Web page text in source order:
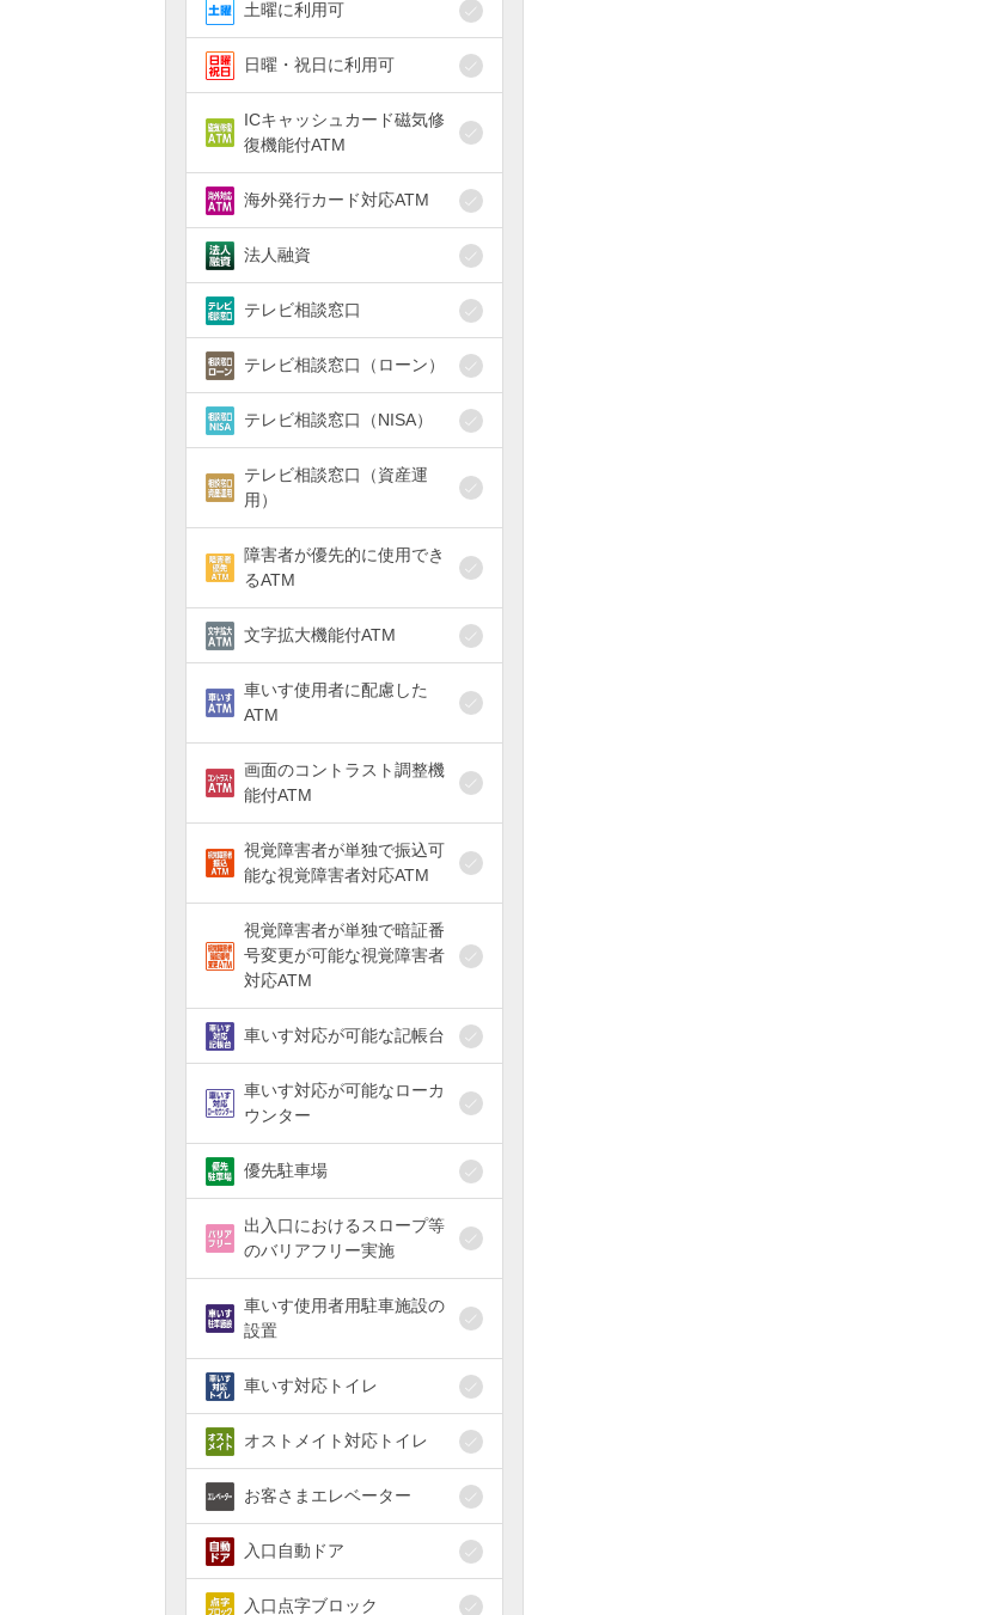
土曜に利用可
日曜・祝日に利用可
ICキャッシュカード磁気修
復機能付ATM
海外発行カード対応ATM
法人融資
テレビ相談窓口
テレビ相談窓口（ローン）
テレビ相談窓口（NISA）
テレビ相談窓口（資産運
用）
障害者が優先的に使用でき
るATM
文字拡大機能付ATM
車いす使用者に配慮した
ATM
画面のコントラスト調整機
能付ATM
視覚障害者が単独で振込可
能な視覚障害者対応ATM
視覚障害者が単独で暗証番
号変更が可能な視覚障害者
対応ATM
車いす対応が可能な記帳台
車いす対応が可能なローカ
ウンター
優先駐車場
出入口におけるスロープ等
のバリアフリー実施
車いす使用者用駐車施設の
設置
車いす対応トイレ
オストメイト対応トイレ
お客さまエレベーター
入口自動ドア
入口点字ブロック